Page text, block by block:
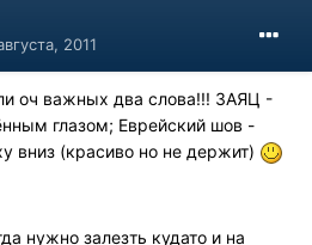
2011
оч важных два слова!!! ЗАЯЦ -
глазом; Еврейский шов -
вниз (красиво но не держит)
нужно залезть кудато и на